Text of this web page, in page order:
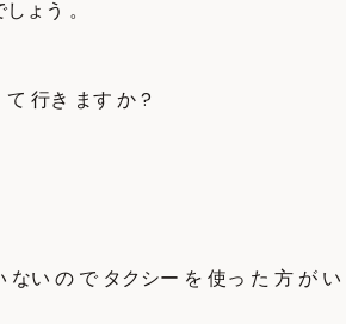
ょう 。
行き ます か ?
ない の で タクシー を 使っ た 方 が い